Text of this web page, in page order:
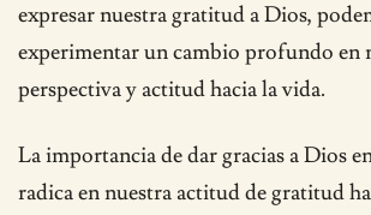
expresar nuestra gratitud a Dios,
experimentar un cambio profundo en
perspectiva y actitud hacia la vida.
La importancia de dar gracias a Dios
radica en nuestra actitud de gratitud